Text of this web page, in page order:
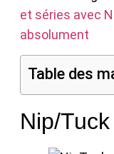
et séries avec
absolument
Table des
Nip/Tuck